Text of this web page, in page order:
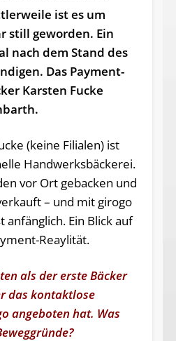
ist es um
still geworden. Ein
nach dem Stand des
Das Payment-
Karsten Fucke
(keine Filialen) ist
Handwerksbäckerei.
vor Ort gebacken und
– und mit girogo
anfänglich. Ein Blick auf
Reaylität.
als der erste Bäcker
das kontaktlose
angeboten hat. Was